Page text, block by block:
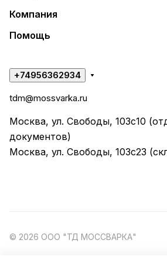
Компания
Помощь
+74956362934
tdm@mossvarka.ru
Москва, ул. Свободы, 103с10
документов)
Москва, ул. Свободы, 103с23
© 2026 ООО "ТД МОССВАРКА"